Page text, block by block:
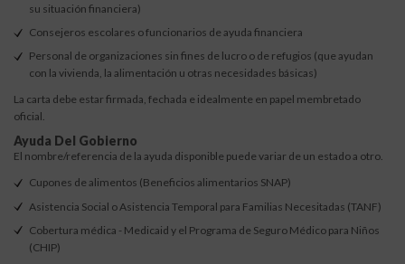
su situación financiera)
Consejeros escolares o funcionarios de ayuda financiera
Personal de organizaciones sin fines de lucro o de refugios (que ayudan
con la vivienda, la alimentación u otras necesidades básicas)
La carta debe estar firmada, fechada e idealmente en papel membretado
oficial.
Ayuda Del Gobierno
El nombre/referencia de la ayuda disponible puede variar de un estado a otro.
Cupones de alimentos (Beneficios alimentarios SNAP)
Asistencia Social o Asistencia Temporal para Familias Necesitadas (TANF)
Cobertura médica - Medicaid y el Programa de Seguro Médico para Niños
(CHIP)